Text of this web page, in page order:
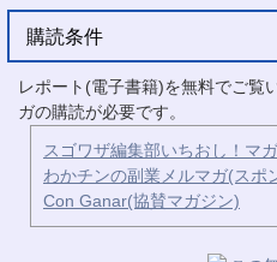
購読条件
レポート(電子書籍)を無料でご覧
ガの購読が必要です。
スゴワザ編集部いちおし！マ
わかチンの副業メルマガ(スポ
Con Ganar(協賛マガジン)